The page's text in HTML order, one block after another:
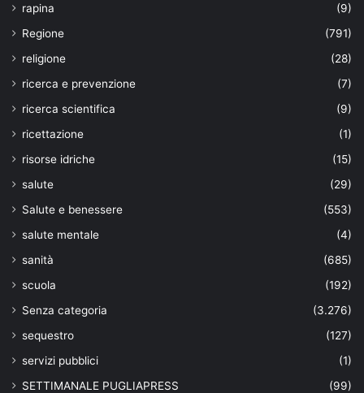
rapina
(9)
Regione
(791)
religione
(28)
ricerca e prevenzione
(7)
ricerca scientifica
(9)
ricettazione
(1)
risorse idriche
(15)
salute
(29)
Salute e benessere
(553)
salute mentale
(4)
sanità
(685)
scuola
(192)
Senza categoria
(3.276)
sequestro
(127)
servizi pubblici
(1)
SETTIMANALE PUGLIAPRESS
(99)